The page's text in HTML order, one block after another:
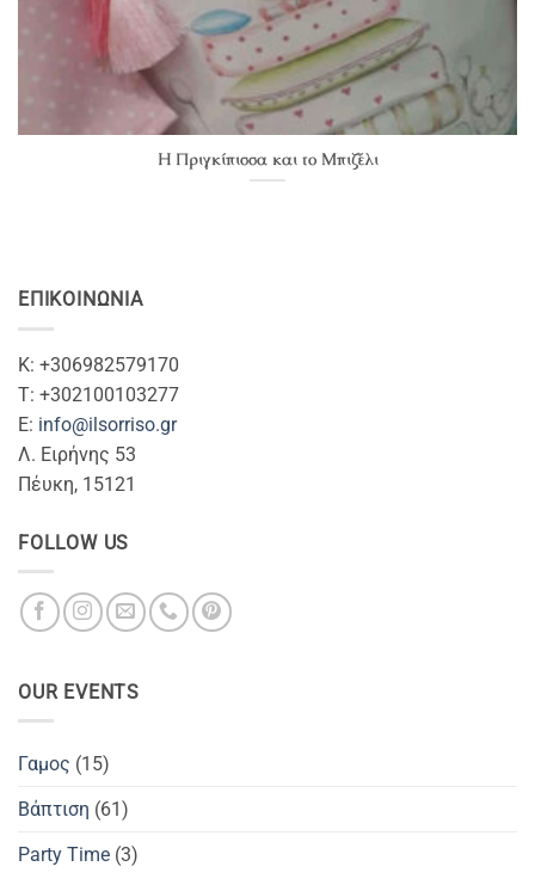
Η Πριγκίπισσα και το Μπιζέλι
ΕΠΙΚΟΙΝΩΝΊΑ
Κ: +306982579170
T: +302100103277
Ε: info@ilsorriso.gr
Λ. Ειρήνης 53
Πέυκη, 15121
FOLLOW US
OUR EVENTS
Γαμος (15)
Βάπτιση (61)
Party Time (3)